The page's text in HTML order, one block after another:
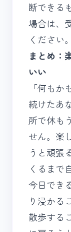
断できる
場合は、
ください。
まとめ：
いい
「何も
続けたあ
所で休も
せん。楽
うと頑張
くるまで
今日でき
り浸かる
散歩する